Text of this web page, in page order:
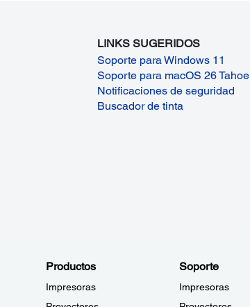
LINKS SUGERIDOS
Soporte para Windows 11
Soporte para macOS 26 Tahoe
Notificaciones de seguridad
Buscador de tinta
Productos
Impresoras
Soporte
Impresoras